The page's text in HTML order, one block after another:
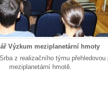
Výzkum meziplanetární hmoty
z realizačního týmu přehledovou
meziplanetární hmotě.